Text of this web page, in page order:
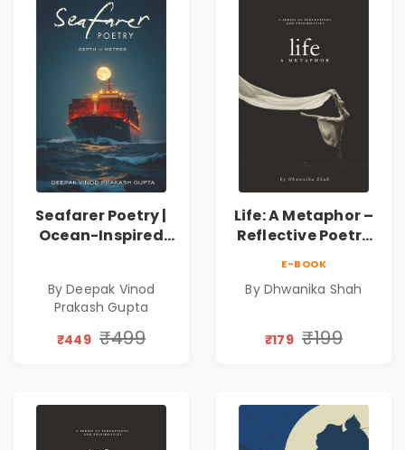
Seafarer Poetry |
Ocean-Inspired
By Deepak Vinod
Prakash Gupta
₹449 ₹499
Life: A Metaphor –
Reflective Poetry
Silence & Self-
Journey Through
Dhwanika Shah
E-BOOK
By Dhwanika Shah
₹179 ₹199